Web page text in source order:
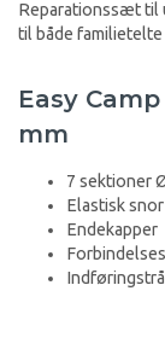
Reparationssæt til
til både
Easy
mm
7 sektioner
Elastisk snor
Endekapper